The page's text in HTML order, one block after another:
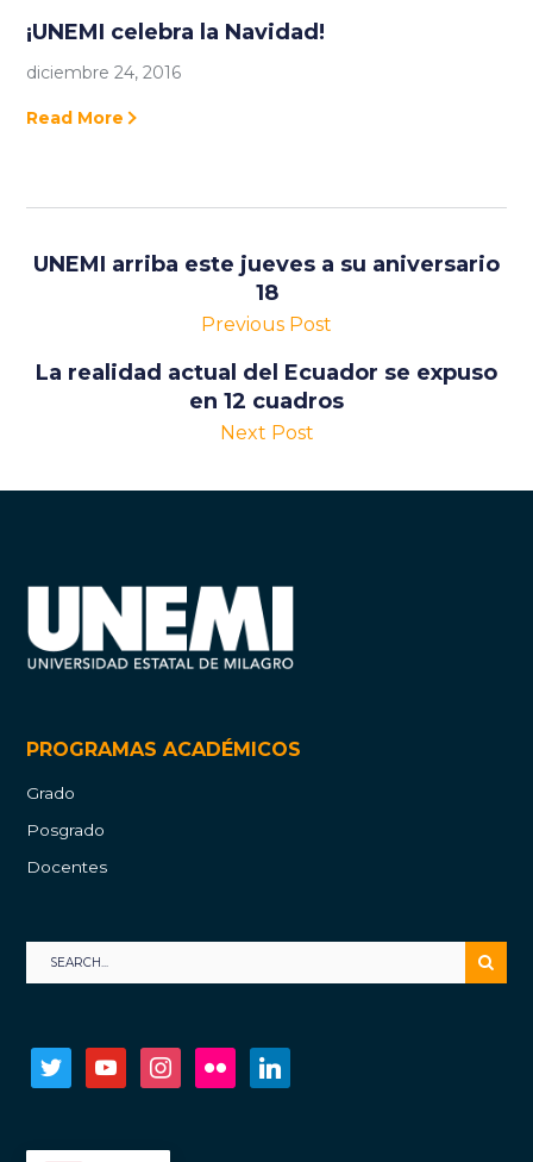
¡UNEMI celebra la Navidad!
diciembre 24, 2016
Read More
UNEMI arriba este jueves a su aniversario
18
Previous Post
La realidad actual del Ecuador se expuso
en 12 cuadros
Next Post
PROGRAMAS ACADÉMICOS
Grado
Posgrado
Docentes
twitter youtube instagramflickr